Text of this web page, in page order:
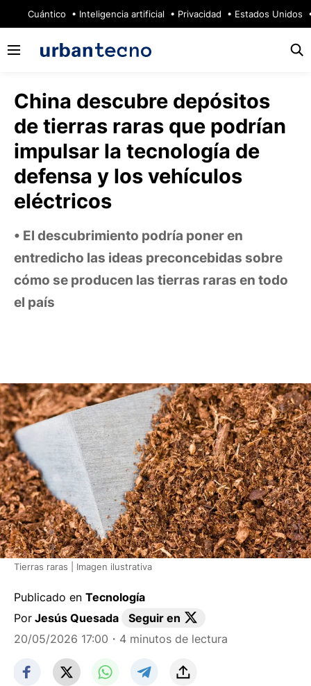
Cuántico Inteligencia artificial Privacidad Estados Unidos
China descubre depósitos
de tierras raras que podrían
impulsar la tecnología de
defensa y los vehículos
eléctricos
El descubrimiento podría poner en
entredicho las ideas preconcebidas sobre
cómo se producen las tierras raras en todo
el país
Tierras raras | Imagen ilustrativa
Publicado en Tecnología
Por Jesús Quesada
Seguir en
20/05/2026 17:00 ・4 minutos de lectura